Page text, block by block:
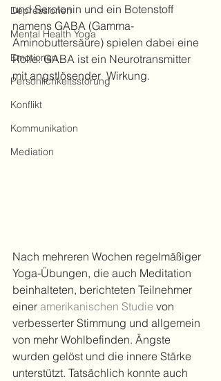
Depressionen
Mental Health Yoga
Emotionen
Persönlichkeitsstörung
Konflikt
Kommunikation
Mediation
und Serotonin und ein Botenstoff
namens GABA (Gamma-
Aminobuttersäure) spielen dabei eine
Rolle. GABA ist ein Neurotransmitter
mit angstlösender  Wirkung.
Nach mehreren Wochen regelmäßiger
Yoga-Übungen, die auch Meditation
beinhalteten, berichteten Teilnehmer
einer amerikanischen Studie von
verbesserter Stimmung und allgemein
von mehr Wohlbefinden. Ängste
wurden gelöst und die innere Stärke
unterstützt. Tatsächlich konnte auch